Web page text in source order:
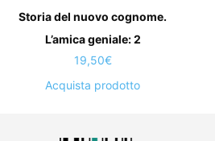
Storia del nuovo cognome.
L’amica geniale: 2
19,50€
Acquista prodotto